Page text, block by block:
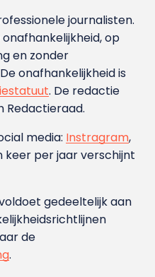
journalisten.
op
en zonder
onafhankelijkheid is
. De redactie
Redactieraad.
media: Instragram,
keer per jaar verschijnt
gedeeltelijk aan
de
.